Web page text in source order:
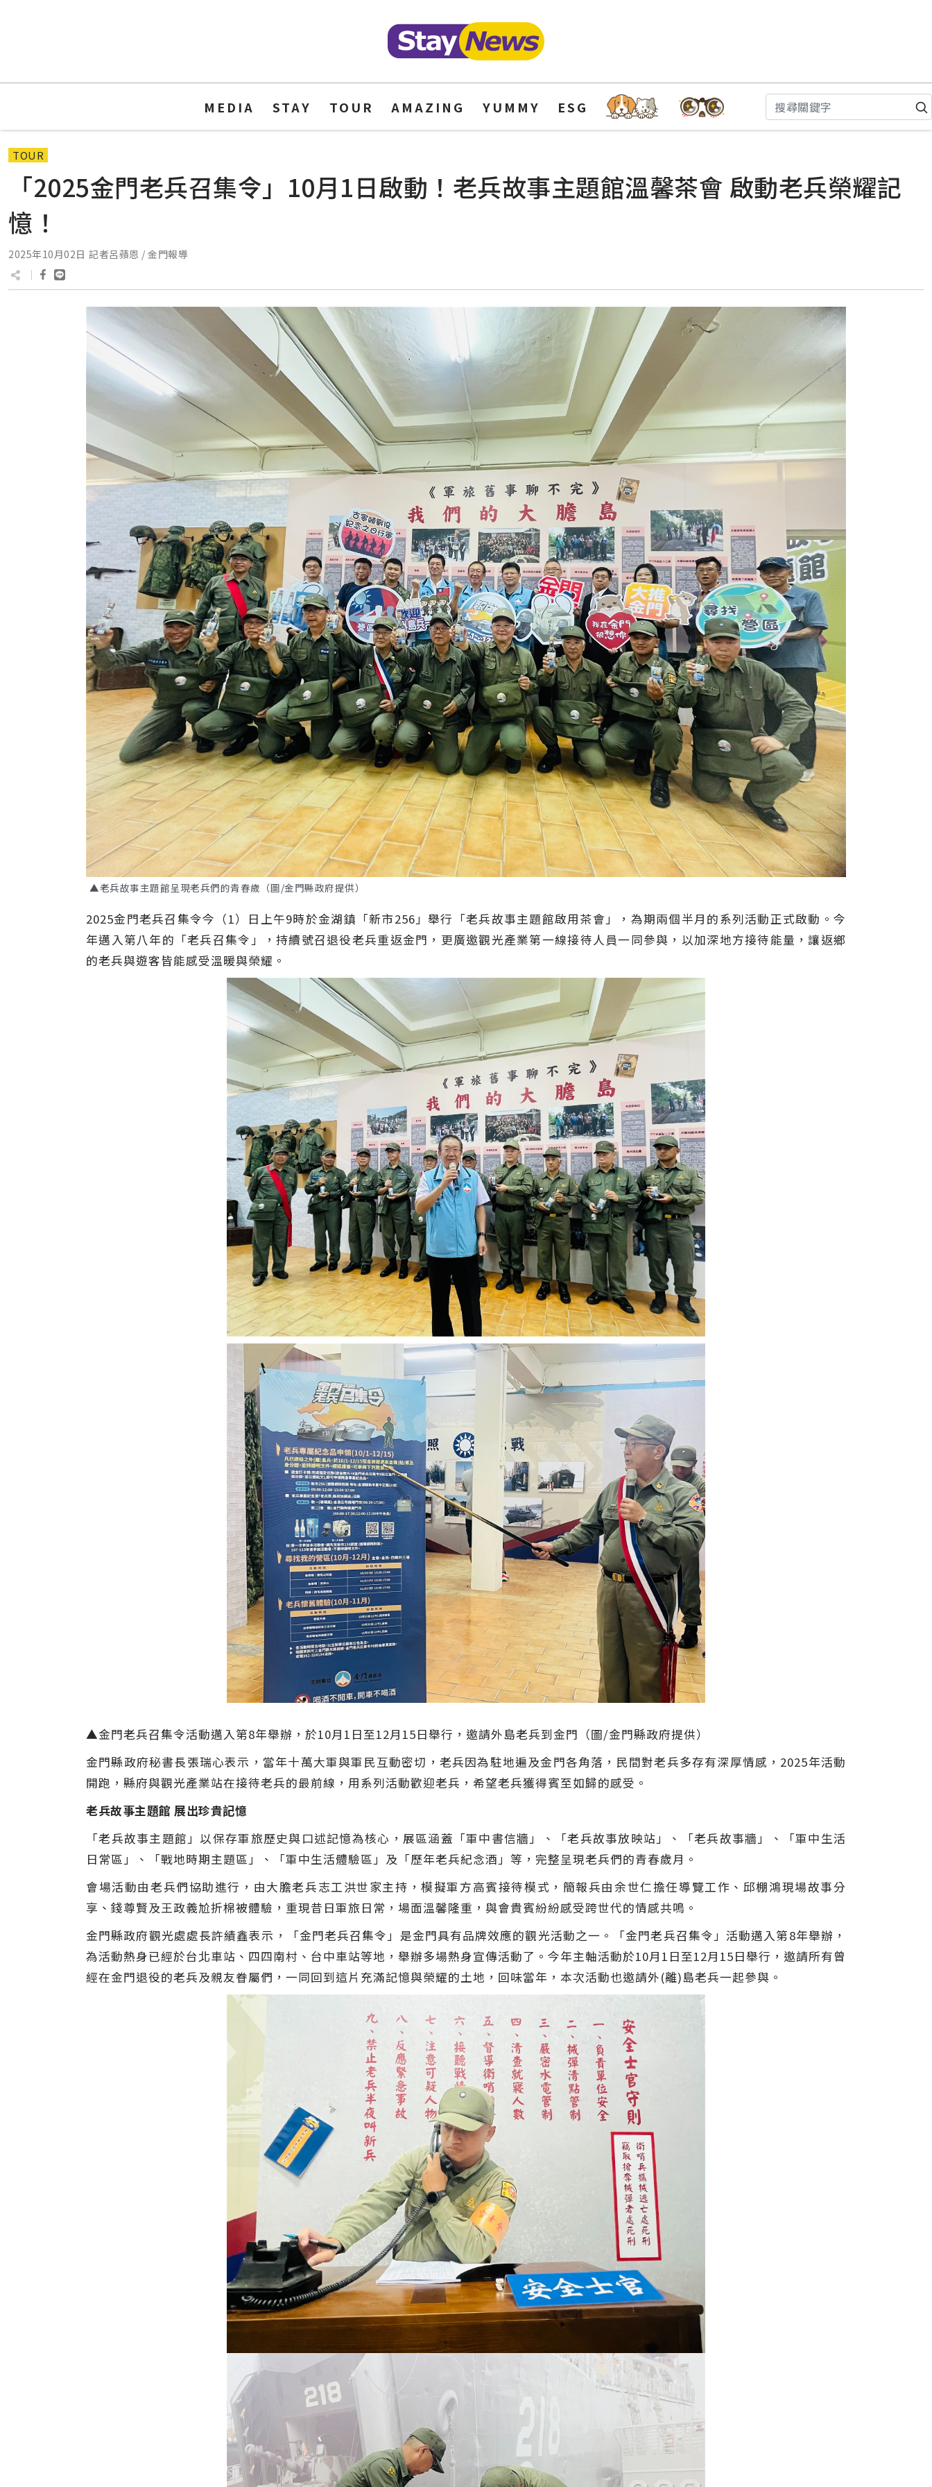
MEDIA STAY TOUR AMAZING YUMMY ESG
TOUR
「2025金門老兵召集令」10月1日啟動！老兵故事主題館溫馨茶會 啟動老兵榮耀記
憶！
2025年10月02日 記者呂蘋恩 / 金門報導
▲老兵故事主題館呈現老兵們的青春歲（圖/金門縣政府提供）
2025金門老兵召集令今（1）日上午9時於金湖鎮「新市256」舉行「老兵故事主題館啟用茶會」，為期兩個半月的系列活動正式啟動。今
年邁入第八年的「老兵召集令」，持續號召退役老兵重返金門，更廣邀觀光產業第一線接待人員一同參與，以加深地方接待能量，讓返鄉
的老兵與遊客皆能感受溫暖與榮耀。
▲金門老兵召集令活動邁入第8年舉辦，於10月1日至12月15日舉行，邀請外島老兵到金門（圖/金門縣政府提供）
金門縣政府秘書長張瑞心表示，當年十萬大軍與軍民互動密切，老兵因為駐地遍及金門各角落，民間對老兵多存有深厚情感，2025年活動
開跑，縣府與觀光產業站在接待老兵的最前線，用系列活動歡迎老兵，希望老兵獲得賓至如歸的感受。
老兵故事主題館 展出珍貴記憶
「老兵故事主題館」以保存軍旅歷史與口述記憶為核心，展區涵蓋「軍中書信牆」、「老兵故事放映站」、「老兵故事牆」、「軍中生活
日常區」、「戰地時期主題區」、「軍中生活體驗區」及「歷年老兵紀念酒」等，完整呈現老兵們的青春歲月。
會場活動由老兵們協助進行，由大膽老兵志工洪世家主持，模擬軍方高賓接待模式，簡報兵由余世仁擔任導覽工作、邱棚鴻現場故事分
享、錢尊賢及王政義尬折棉被體驗，重現昔日軍旅日常，場面溫馨隆重，與會貴賓紛紛感受跨世代的情感共鳴。
金門縣政府觀光處處長許績鑫表示，「金門老兵召集令」是金門具有品牌效應的觀光活動之一。「金門老兵召集令」活動邁入第8年舉辦，
為活動熱身已經於台北車站、四四南村、台中車站等地，舉辦多場熱身宣傳活動了。今年主軸活動於10月1日至12月15日舉行，邀請所有曾
經在金門退役的老兵及親友眷屬們，一同回到這片充滿記憶與榮耀的土地，回味當年，本次活動也邀請外(離)島老兵一起參與。